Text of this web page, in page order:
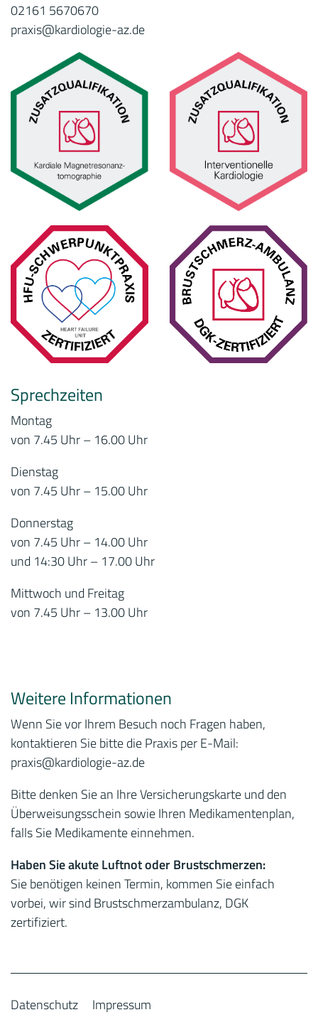
02161 5670670
praxis@kardiologie-az.de
Sprechzeiten
Montag
von 7.45 Uhr – 16.00 Uhr
Dienstag
von 7.45 Uhr – 15.00 Uhr
Donnerstag
von 7.45 Uhr – 14.00 Uhr
und 14:30 Uhr – 17.00 Uhr
Mittwoch und Freitag
von 7.45 Uhr – 13.00 Uhr
Weitere Informationen
Wenn Sie vor Ihrem Besuch noch Fragen haben,
kontaktieren Sie bitte die Praxis per E-Mail:
praxis@kardiologie-az.de
Bitte denken Sie an Ihre Versicherungskarte und den
Überweisungsschein sowie Ihren Medikamentenplan,
falls Sie Medikamente einnehmen.
Haben Sie akute Luftnot oder Brustschmerzen:
Sie benötigen keinen Termin, kommen Sie einfach
vorbei, wir sind Brustschmerzambulanz, DGK
zertifiziert.
Datenschutz
Impressum